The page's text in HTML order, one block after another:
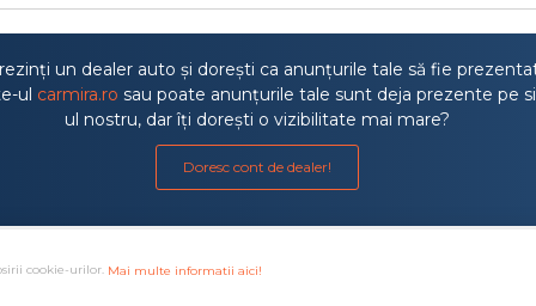
cookie-urilor. Mai multe informatii aici!
un dealer auto și dorești ca anunțurile tale să fie
ul carmira.ro sau poate anunțurile tale sunt deja prezente pe
ul nostru, dar îți dorești o vizibilitate mai mare?
Doresc cont de dealer!